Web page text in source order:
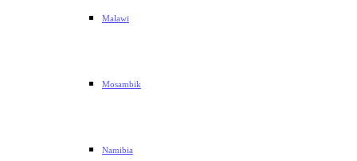
Malawi
Mosambik
Namibia